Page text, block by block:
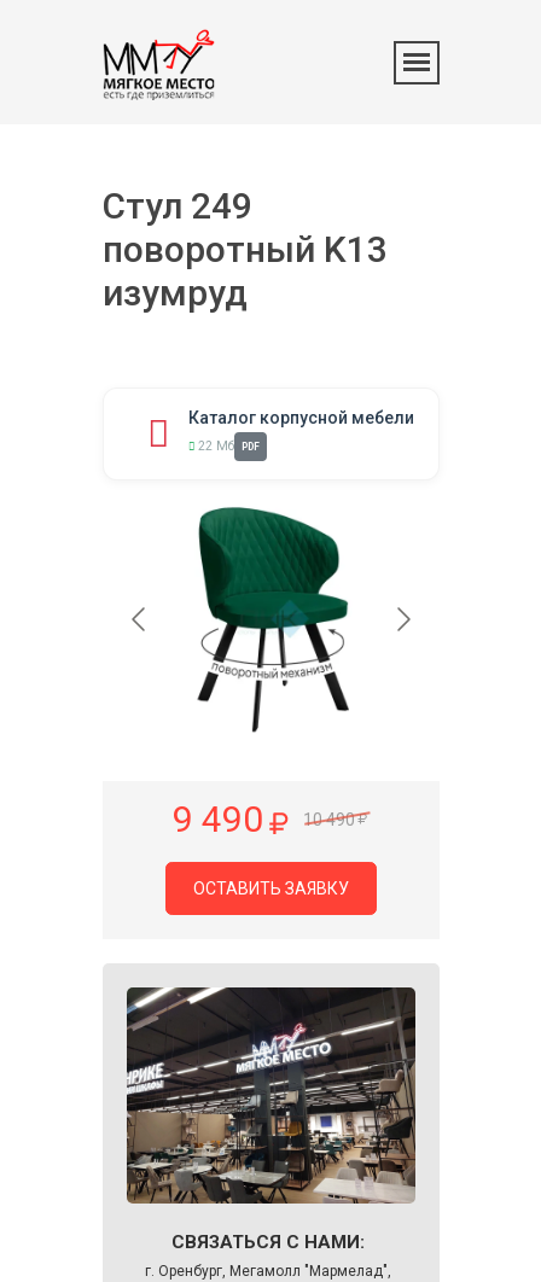
Стул 249
поворотный K13
изумруд
Каталог корпусной мебели
22 Мб PDF
9 490 10 490
ОСТАВИТЬ ЗАЯВКУ
СВЯЗАТЬСЯ С НАМИ:
г. Оренбург, Мегамолл "Мармелад",